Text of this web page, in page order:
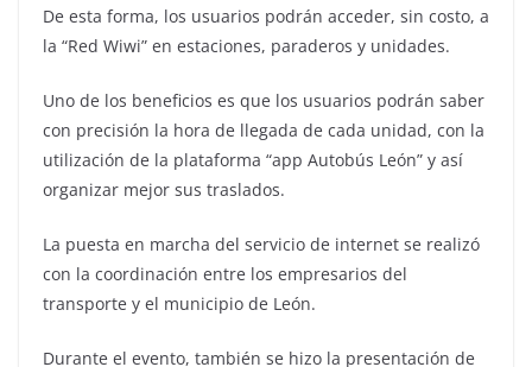
De esta forma, los usuarios podrán acceder, sin costo, a
la “Red Wiwi” en estaciones, paraderos y unidades.
Uno de los beneficios es que los usuarios podrán saber
con precisión la hora de llegada de cada unidad, con la
utilización de la plataforma “app Autobús León” y así
organizar mejor sus traslados.
La puesta en marcha del servicio de internet se realizó
con la coordinación entre los empresarios del
transporte y el municipio de León.
Durante el evento, también se hizo la presentación de